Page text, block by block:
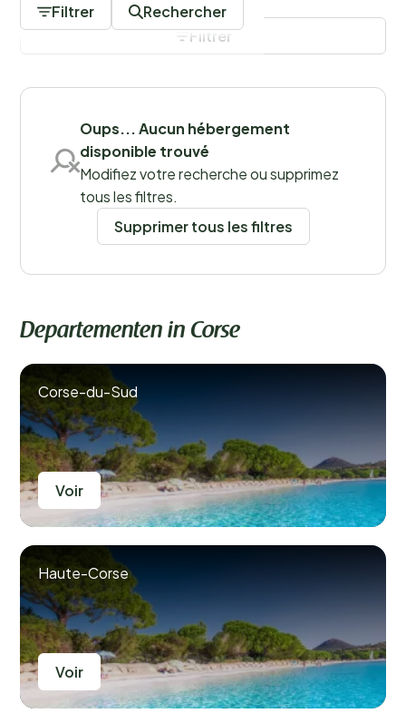
Filtrer Rechercher
Lieux
Filtrer
Oups... Aucun hébergement
disponible trouvé
Modifiez votre recherche ou supprimez
tous les filtres.
Supprimer tous les filtres
Departementen in Corse
Corse-du-Sud
Voir
Haute-Corse
Voir